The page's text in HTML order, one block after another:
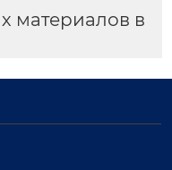
материалов в